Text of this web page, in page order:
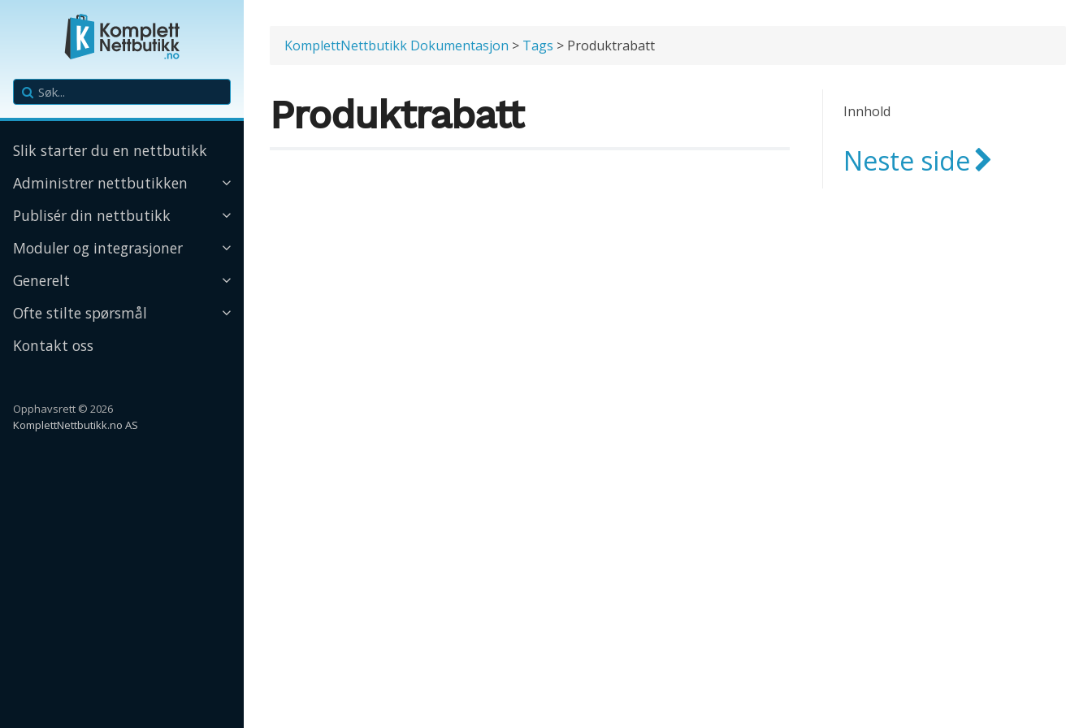
Slik starter du en nettbutikk
Administrer nettbutikken
Publisér din nettbutikk
Moduler og integrasjoner
Generelt
Ofte stilte spørsmål
Kontakt oss
Opphavsrett © 2026
KomplettNettbutikk.no AS
KomplettNettbutikk Dokumentasjon > Tags > Produktrabatt
Innhold
Neste side
Produktrabatt